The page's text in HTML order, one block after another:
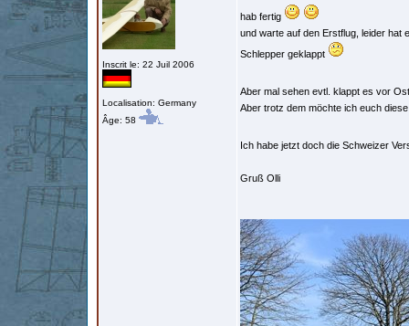
Inscrit le: 22 Juil 2006
Localisation: Germany
Âge: 58
hab fertig
und warte auf den Erstflug, leider hat
Schlepper geklappt
Aber mal sehen evtl. klappt es vor
Aber trotz dem möchte ich euch
Ich habe jetzt doch die Schweizer
Gruß Olli